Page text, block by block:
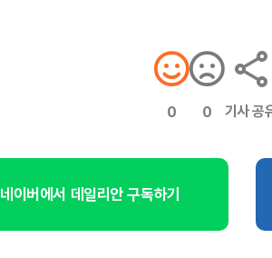
0 0 기사 공
네이버에서 데일리안 구독하기